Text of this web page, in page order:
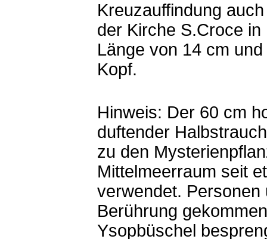
Kreuzauffindung
der Kirche S.Croce
Länge von 14 cm
Kopf.
Hinweis: Der 60 cm
duftender
zu den
Mittelmeerraum seit
verwendet. Personen
Berührung
Ysopbüschel